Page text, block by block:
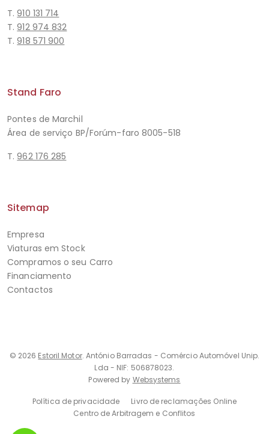
T.910 131 714
T.912 974 832
T.918 571 900
Stand Faro
Pontes de Marchil
Área de serviço BP/Forúm-faro 8005-518
T.962 176 285
Sitemap
Empresa
Viaturas em Stock
Compramos o seu Carro
Financiamento
Contactos
© 2026 Estoril Motor. António Barradas - Comércio Automóvel Unip.
Lda - NIF: 506878023.
Powered by Websystems
Política de privacidade
Livro de reclamações Online
Centro de Arbitragem e Conflitos